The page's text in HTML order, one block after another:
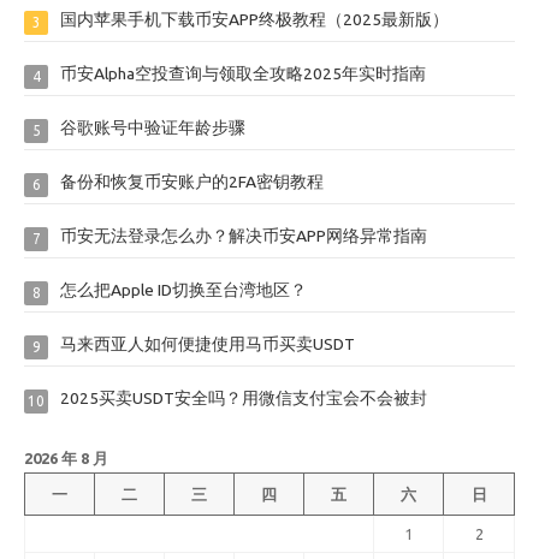
3 国内苹果手机下载币安APP终极教程（2025最新版）
4 币安Alpha空投查询与领取全攻略2025年实时指南
5 谷歌账号中验证年龄步骤
6 备份和恢复币安账户的2FA密钥教程
7 币安无法登录怎么办？解决币安APP网络异常指南
8 怎么把Apple ID切换至台湾地区？
9 马来西亚人如何便捷使用马币买卖USDT
10 2025买卖USDT安全吗？用微信支付宝会不会被封
2026 年 8 月
一 二 三 四 五 六 日
1 2